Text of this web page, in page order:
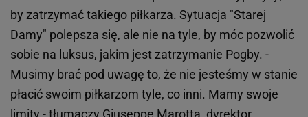
by zatrzymać takiego piłkarza. Sytuacja "Starej
Damy" polepsza się, ale nie na tyle, by móc pozwolić
sobie na luksus, jakim jest zatrzymanie Pogby. -
Musimy brać pod uwagę to, że nie jesteśmy w stanie
płacić swoim piłkarzom tyle, co inni. Mamy swoje
limity - tłumaczy Giuseppe Marotta, dyrektor